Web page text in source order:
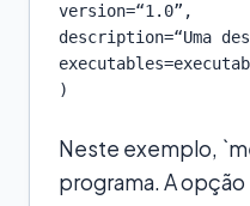
version=“1.0”,
description=“Uma
Neste exemplo,
programa. A